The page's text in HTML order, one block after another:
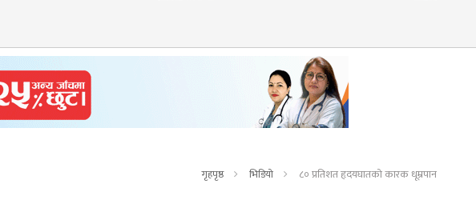
गृहपृष्ठ भिडियो ८० प्रतिशत हृदयघातको कारक धूम्रपान